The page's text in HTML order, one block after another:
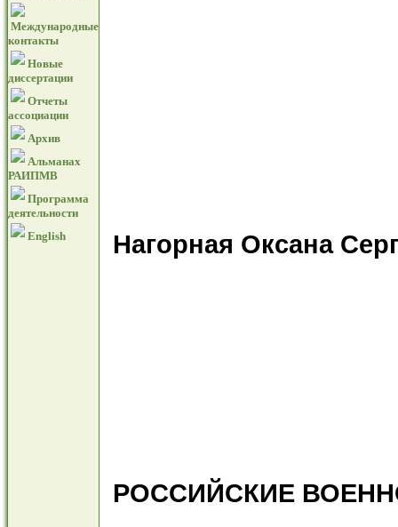
Международные
контакты
Новые
диссертации
Отчеты
ассоциации
Архив
Альманах
РАИПМВ
Программа
деятельности
English
Нагорная Оксана
РОССИЙСКИЕ